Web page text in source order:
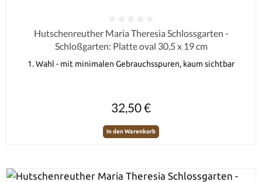
Durchschnittliche Bewertung von 0 von 5 Sternen
Hutschenreuther Maria Theresia Schlossgarten -
Schloßgarten: Platte oval 30,5 x 19 cm
1. Wahl - mit minimalen Gebrauchsspuren, kaum sichtbar
32,50 €
In den Warenkorb